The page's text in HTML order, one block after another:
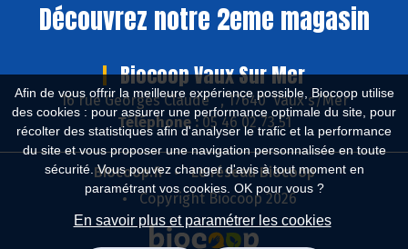
Afin de vous offrir la meilleure expérience possible, Biocoop utilise
des cookies : pour assurer une performance optimale du site, pour
récolter des statistiques afin d'analyser le trafic et la performance
du site et vous proposer une navigation personnalisée en toute
sécurité. Vous pouvez changer d'avis à tout moment en
paramétrant vos cookies. OK pour vous ?
En savoir plus et paramétrer les cookies
Découvrez notre 2eme magasin
Biocoop Vaux Sur Mer
16 rue Georges Claude , 17640 Vaux s/Mer
Téléphone :05 46 02 73 51
Biocoop.fr
Le réseau Biocoop
Copyright Biocoop 2026